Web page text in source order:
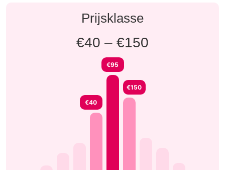
Prijsklasse
€40 – €150
€40
€95
€150